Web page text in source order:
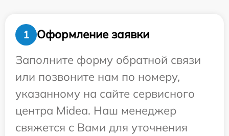
1
Оформление заявки
Заполните форму обратной связи
или позвоните нам по номеру,
указанному на сайте сервисного
центра Midea. Наш менеджер
свяжется с Вами для уточнения